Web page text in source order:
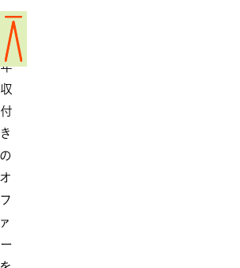
想
定
年
収
付
き
の
オ
フ
ァ
ー